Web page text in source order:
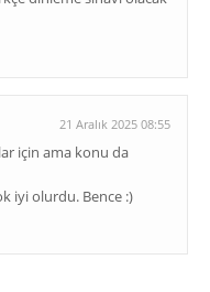
21 Aralık 2025 08:55
için ama konu da
iyi olurdu. Bence :)